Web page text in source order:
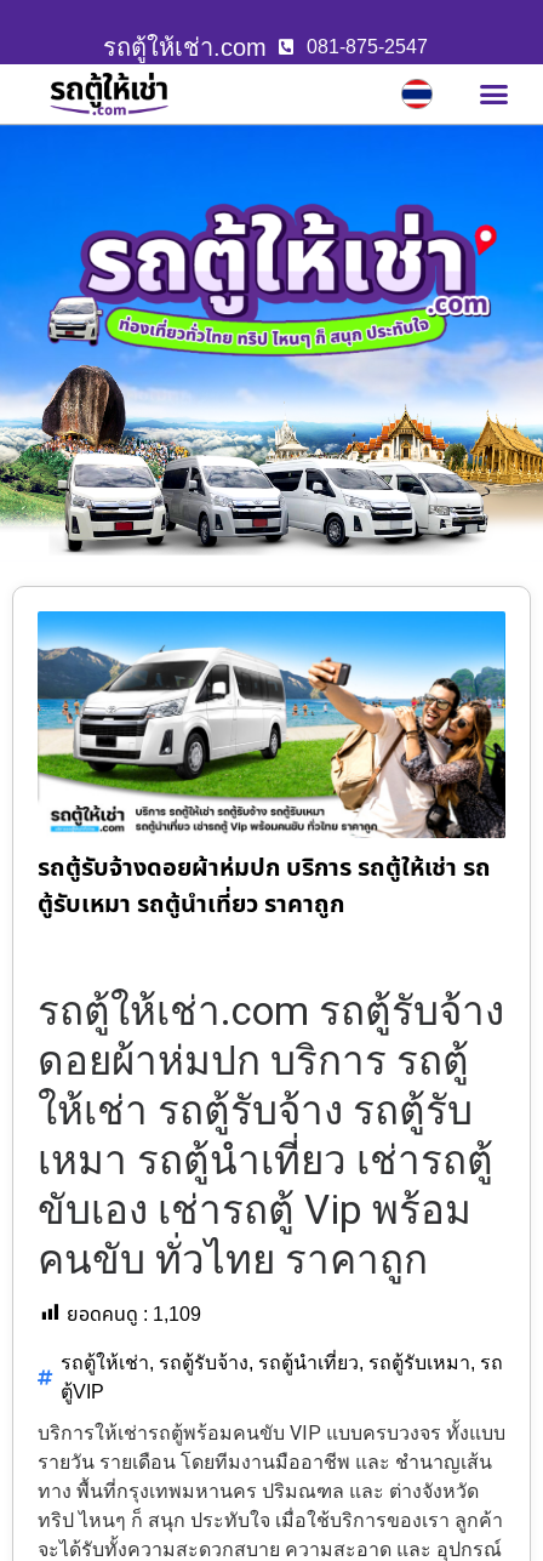
รถตู้ให้เช่า.com 081-875-2547
รถตู้รับจ้างดอยผ้าห่มปก บริการ รถตู้ให้เช่า รถ
ตู้รับเหมา รถตู้นำเที่ยว ราคาถูก
รถตู้ให้เช่า.com รถตู้รับจ้าง
ดอยผ้าห่มปก บริการ รถตู้
ให้เช่า รถตู้รับจ้าง รถตู้รับ
เหมา รถตู้นำเที่ยว เช่ารถตู้
ขับเอง เช่ารถตู้ Vip พร้อม
คนขับ ทั่วไทย ราคาถูก
ยอดคนดู : 1,109
รถตู้ให้เช่า, รถตู้รับจ้าง, รถตู้นำเที่ยว, รถตู้รับเหมา, รถ
ตู้VIP
บริการให้เช่ารถตู้พร้อมคนขับ VIP แบบครบวงจร ทั้งแบบ
รายวัน รายเดือน โดยทีมงานมืออาชีพ และ ชำนาญเส้น
ทาง พื้นที่กรุงเทพมหานคร ปริมณฑล และ ต่างจังหวัด
ทริป ไหนๆ ก็ สนุก ประทับใจ เมื่อใช้บริการของเรา ลูกค้า
จะได้รับทั้งความสะดวกสบาย ความสะอาด และ อุปกรณ์